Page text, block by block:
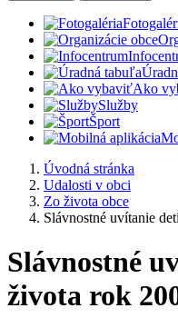
Ako
Služby
Šport
Úvodná stránka
Udalosti v obci
Zo života obce
Slávnostné uvítanie
Slávnostné
života rok